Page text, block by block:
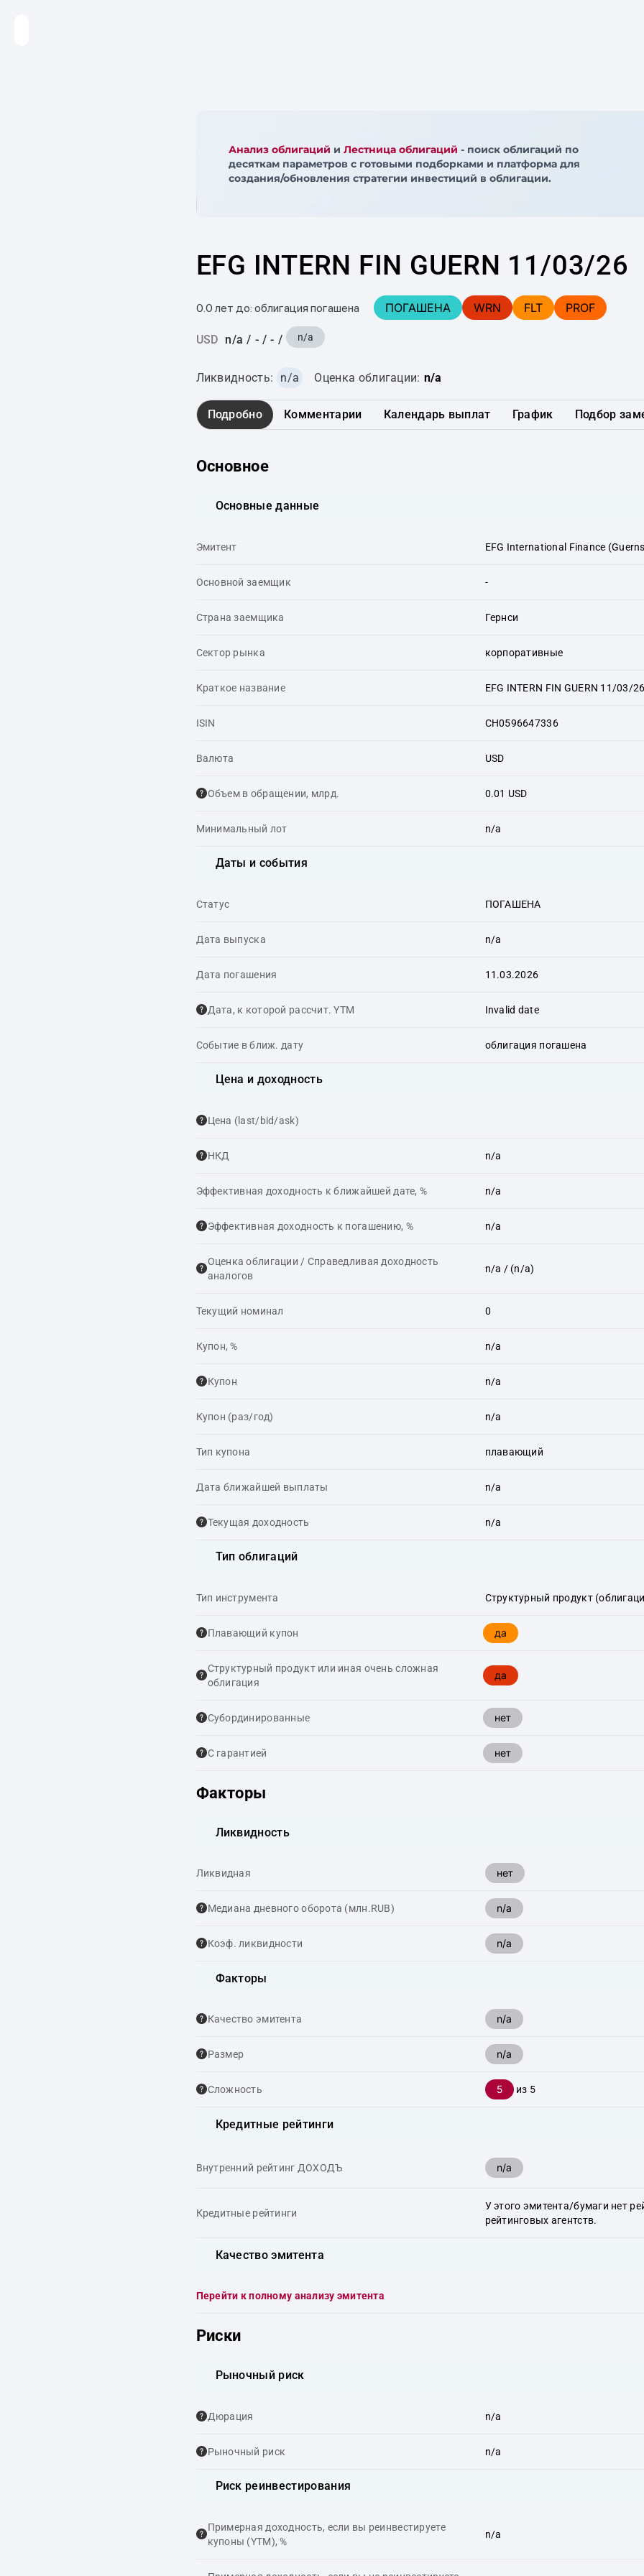
Анализ облигаций и Лестница облигаций - поиск облигаций по
десяткам параметров с готовыми подборками и платформа для
создания/обновления стратегии инвестиций в облигации.
EFG INTERN FIN GUERN 11/03/26
0.0 лет до: облигация погашена ПОГАШЕНА WRN FLT PROF
USD n/a / - / - / n/a
Ликвидность: n/a Оценка облигации: n/a
Подробно Комментарии Календарь выплат График Подбор
Основное
Основные данные
Эмитент EFG International Finance
Основной заемщик -
Страна заемщика Гернси
Сектор рынка корпоративные
Краткое название EFG INTERN FIN GUERN 11/03/
ISIN CH0596647336
Валюта USD
Объем в обращении, млрд. 0.01 USD
Минимальный лот n/a
Даты и события
Статус ПОГАШЕНА
Дата выпуска n/a
Дата погашения 11.03.2026
Дата, к которой рассчит. YTM Invalid date
Событие в ближ. дату облигация погашена
Цена и доходность
Цена (last/bid/ask)
НКД n/a
Эффективная доходность к ближайшей дате, % n/a
Эффективная доходность к погашению, % n/a
Оценка облигации / Справедливая доходность
аналогов
n/a / (n/a)
Текущий номинал 0
Купон, % n/a
Купон n/a
Купон (раз/год) n/a
Тип купона плавающий
Дата ближайшей выплаты n/a
Текущая доходность n/a
Тип облигаций
Тип инструмента Структурный продукт
Плавающий купон да
Структурный продукт или иная очень сложная
облигация
да
Cубординированные нет
С гарантией нет
Факторы
Ликвидность
Ликвидная нет
Медиана дневного оборота (млн.RUB) n/a
Коэф. ликвидности n/a
Факторы
Качество эмитента n/a
Размер n/a
Сложность 5 из 5
Кредитные рейтинги
Внутренний рейтинг ДОХОДЪ n/a
Кредитные рейтинги
У этого эмитента/бумаги нет
рейтинговых агентств.
Качество эмитента
Перейти к полному анализу эмитента
Риски
Рыночный риск
Дюрация n/a
Рыночный риск n/a
Риск реинвестирования
Примерная доходность, если вы реинвестируете
купоны (YTM), %
n/a